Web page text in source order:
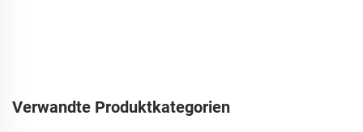
Verwandte Produktkategorien